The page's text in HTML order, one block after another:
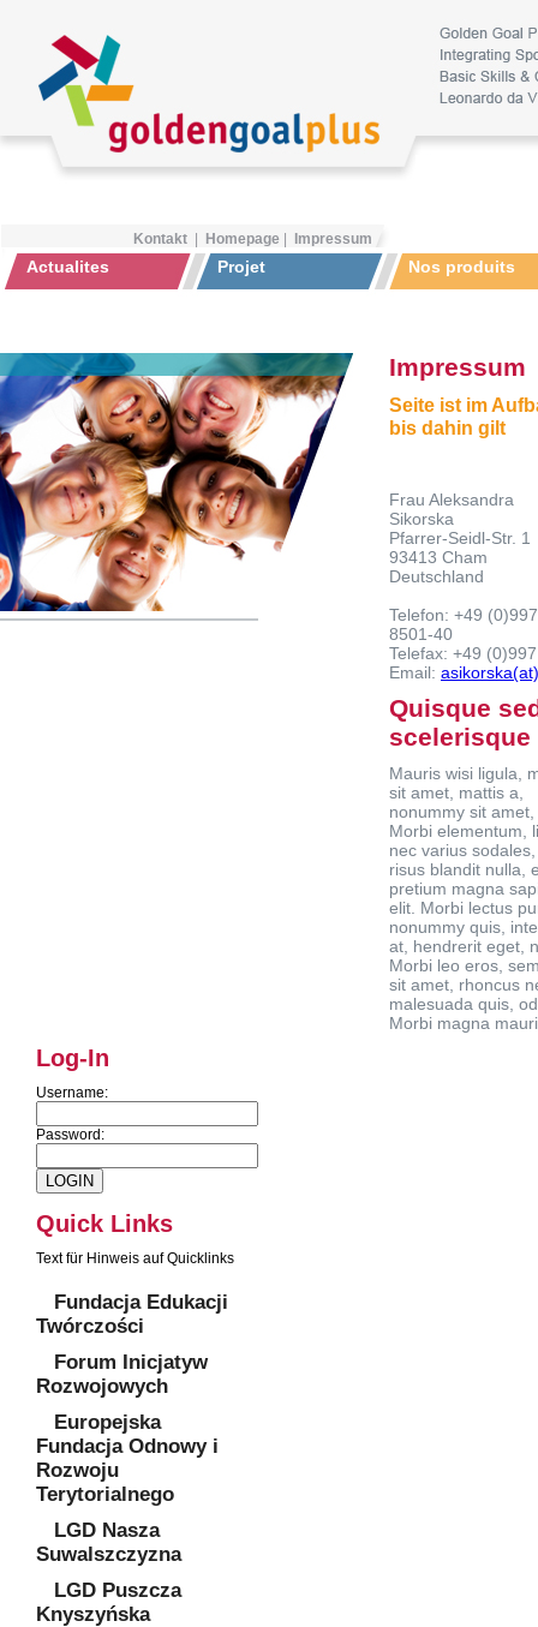
Kontakt Homepage Impressum
Actualites Projet Nos produits
Impressum
Seite ist im
bis dahin gilt
Frau Aleksandra
Sikorska
Pfarrer-Seidl-Str. 1
93413 Cham
Deutschland
Telefon: +49
8501-40
Telefax: +49
Email:
Quisque
scelerisque
Mauris wisi ligula,
sit amet, mattis a,
nonummy sit amet,
Morbi elementum,
nec varius
risus blandit nulla,
pretium magna
elit. Morbi lectus
nonummy quis,
at, hendrerit eget,
Morbi leo eros,
sit amet, rhoncus
malesuada quis,
Morbi magna
Log-In
Username:
Password:
Quick Links
Text für Hinweis auf Quicklinks
Fundacja Edukacji
Twórczości
Forum Inicjatyw
Rozwojowych
Europejska
Fundacja Odnowy i
Rozwoju
Terytorialnego
LGD Nasza
Suwalszczyzna
LGD Puszcza
Knyszyńska